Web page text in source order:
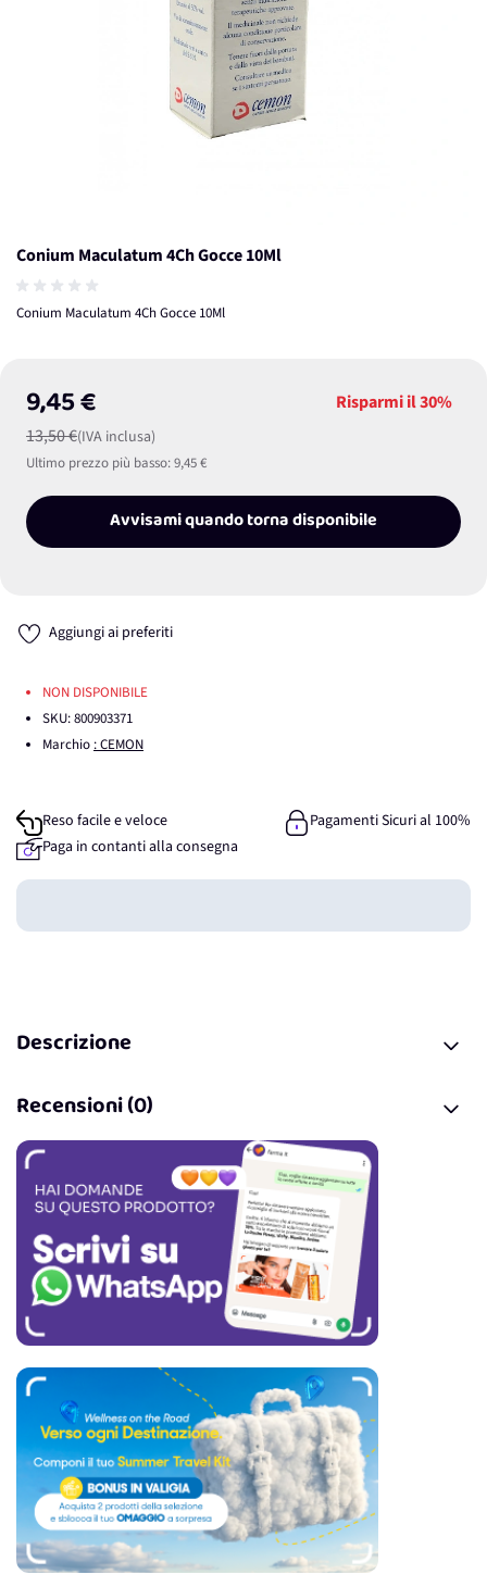
Conium Maculatum 4Ch Gocce 10Ml
Conium Maculatum 4Ch Gocce 10Ml
9,45 €
13,50 €(IVA inclusa)
Risparmi il30%
Ultimo prezzo più basso:9,45 €
Avvisami quando torna disponibile
Aggiungi ai preferiti
NON DISPONIBILE
SKU:800903371
Marchio : CEMON
Reso facile e veloce
Pagamenti Sicuri al 100%
Paga in contanti alla consegna
Guadagna
Descrizione
Recensioni (0)